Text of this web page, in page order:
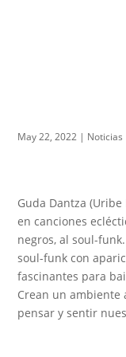
May 22, 2022 | Noticias
Guda Dantza (Uribe
en canciones
negros, al soul-
soul-funk con
fascinantes para
Crean un ambiente
pensar y sentir